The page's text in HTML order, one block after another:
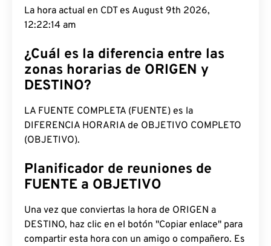
La hora actual en CDT es August 9th 2026,
12:22:15 am
¿Cuál es la diferencia entre las
zonas horarias de ORIGEN y
DESTINO?
LA FUENTE COMPLETA (FUENTE) es la
DIFERENCIA HORARIA de OBJETIVO COMPLETO
(OBJETIVO).
Planificador de reuniones de
FUENTE a OBJETIVO
Una vez que conviertas la hora de ORIGEN a
DESTINO, haz clic en el botón "Copiar enlace" para
compartir esta hora con un amigo o compañero. Es